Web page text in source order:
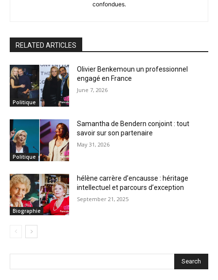
confondues.
RELATED ARTICLES
Politique
Olivier Benkemoun un professionnel
engagé en France
June 7, 2026
Politique
Samantha de Bendern conjoint : tout
savoir sur son partenaire
May 31, 2026
Biographie
hélène carrère d’encausse : héritage
intellectuel et parcours d’exception
September 21, 2025
Search